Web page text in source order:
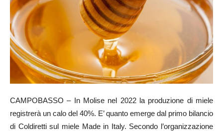
CAMPOBASSO – In Molise nel 2022 la produzione di miele
registrerà un calo del 40%. E’ quanto emerge dal primo bilancio
di Coldiretti sul miele Made in Italy. Secondo l’organizzazione